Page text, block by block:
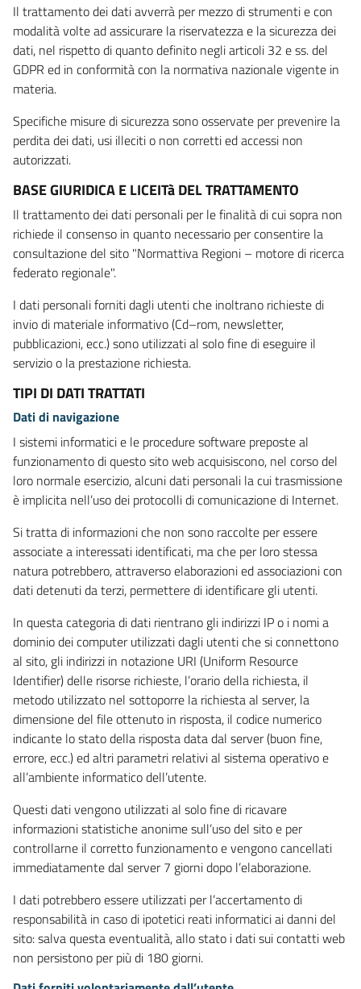
Il trattamento dei dati avverrà per mezzo di strumenti e con
modalità volte ad assicurare la riservatezza e la sicurezza dei
dati, nel rispetto di quanto definito negli articoli 32 e ss. del
GDPR ed in conformità con la normativa nazionale vigente in
materia.
Specifiche misure di sicurezza sono osservate per prevenire la
perdita dei dati, usi illeciti o non corretti ed accessi non
autorizzati.
BASE GIURIDICA E LICEITà DEL TRATTAMENTO
Il trattamento dei dati personali per le finalità di cui sopra non
richiede il consenso in quanto necessario per consentire la
consultazione del sito "Normattiva Regioni – motore di ricerca
federato regionale".
I dati personali forniti dagli utenti che inoltrano richieste di
invio di materiale informativo (Cd–rom, newsletter,
pubblicazioni, ecc.) sono utilizzati al solo fine di eseguire il
servizio o la prestazione richiesta.
TIPI DI DATI TRATTATI
Dati di navigazione
I sistemi informatici e le procedure software preposte al
funzionamento di questo sito web acquisiscono, nel corso del
loro normale esercizio, alcuni dati personali la cui trasmissione
è implicita nell’uso dei protocolli di comunicazione di Internet.
Si tratta di informazioni che non sono raccolte per essere
associate a interessati identificati, ma che per loro stessa
natura potrebbero, attraverso elaborazioni ed associazioni con
dati detenuti da terzi, permettere di identificare gli utenti.
In questa categoria di dati rientrano gli indirizzi IP o i nomi a
dominio dei computer utilizzati dagli utenti che si connettono
al sito, gli indirizzi in notazione URI (Uniform Resource
Identifier) delle risorse richieste, l’orario della richiesta, il
metodo utilizzato nel sottoporre la richiesta al server, la
dimensione del file ottenuto in risposta, il codice numerico
indicante lo stato della risposta data dal server (buon fine,
errore, ecc.) ed altri parametri relativi al sistema operativo e
all’ambiente informatico dell’utente.
Questi dati vengono utilizzati al solo fine di ricavare
informazioni statistiche anonime sull’uso del sito e per
controllarne il corretto funzionamento e vengono cancellati
immediatamente dal server 7 giorni dopo l’elaborazione.
I dati potrebbero essere utilizzati per l’accertamento di
responsabilità in caso di ipotetici reati informatici ai danni del
sito: salva questa eventualità, allo stato i dati sui contatti web
non persistono per più di 180 giorni.